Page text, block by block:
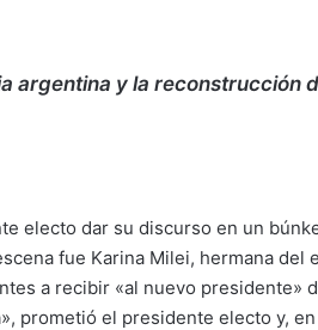
argentina y la reconstrucción
electo dar su discurso en un
fue Karina Milei, hermana del
a recibir «al nuevo presidente»
prometió el presidente electo y,